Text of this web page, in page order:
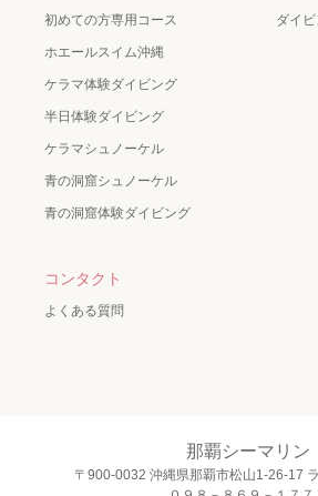
初めての方専用コース
ホエールスイム沖縄
ケラマ体験ダイビング
半日体験ダイビング
ケラマシュノーケル
青の洞窟シュノーケル
青の洞窟体験ダイビング
ダイ
コンタクト
よくある質問
那覇シーマリン
〒900-0032 沖縄県那覇市松山1-26-17